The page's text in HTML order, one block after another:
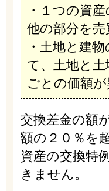
・１つの資
他の部分を売
・土地と建
て、土地と
ごとの価額が
交換差金の額
額の２０％を
資産の交換特
きません。